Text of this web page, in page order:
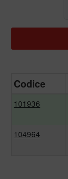
Codice
101936
104964